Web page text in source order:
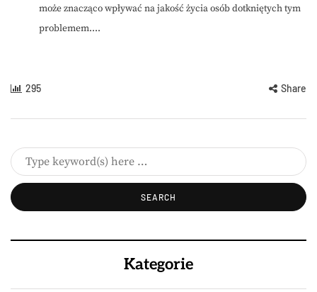
może znacząco wpływać na jakość życia osób dotkniętych tym
problemem....
295 Share
Kategorie